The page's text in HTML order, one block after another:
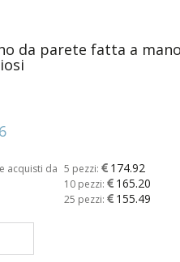
da parete fatta a
acquisti da 5 pezzi: 174.92
10 pezzi: 165.20
25 pezzi: 155.49